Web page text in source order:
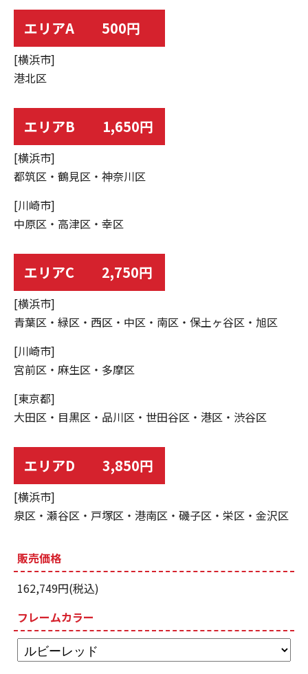
エリアA 500円
[横浜市]
港北区
エリアB 1,650円
[横浜市]
都筑区・鶴見区・神奈川区
[川崎市]
中原区・高津区・幸区
エリアC 2,750円
[横浜市]
青葉区・緑区・西区・中区・南区・保土ヶ谷区・旭区
[川崎市]
宮前区・麻生区・多摩区
[東京都]
大田区・目黒区・品川区・世田谷区・港区・渋谷区
エリアD 3,850円
[横浜市]
泉区・瀬谷区・戸塚区・港南区・磯子区・栄区・金沢区
販売価格
162,749円(税込)
フレームカラー